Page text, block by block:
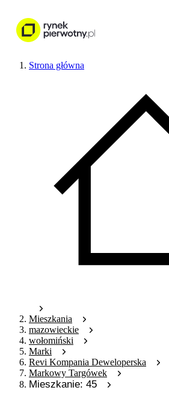
Strona główna
Mieszkania
mazowieckie
wołomiński
Marki
Revi Kompania Deweloperska
Markowy Targówek
Mieszkanie: 45